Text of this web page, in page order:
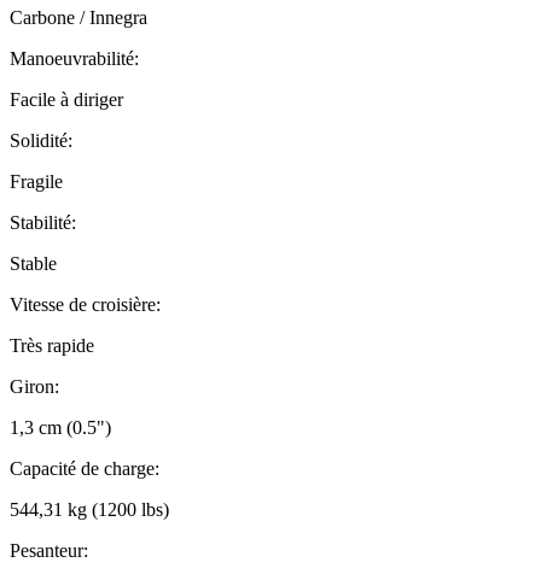
Carbone / Innegra
Manoeuvrabilité:
Facile à diriger
Solidité:
Fragile
Stabilité:
Stable
Vitesse de croisière:
Très rapide
Giron:
1,3 cm (0.5")
Capacité de charge:
544,31 kg (1200 lbs)
Pesanteur: